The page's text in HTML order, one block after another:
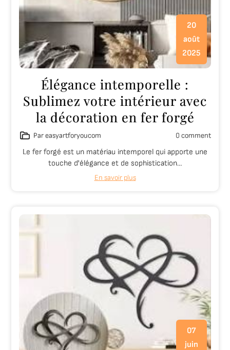
20
août
2025
Élégance intemporelle :
Sublimez votre intérieur avec
la décoration en fer forgé
Par easyartforyoucom 0 comment
Le fer forgé est un matériau intemporel qui apporte une
touche d'élégance et de sophistication…
En savoir plus
07
juin